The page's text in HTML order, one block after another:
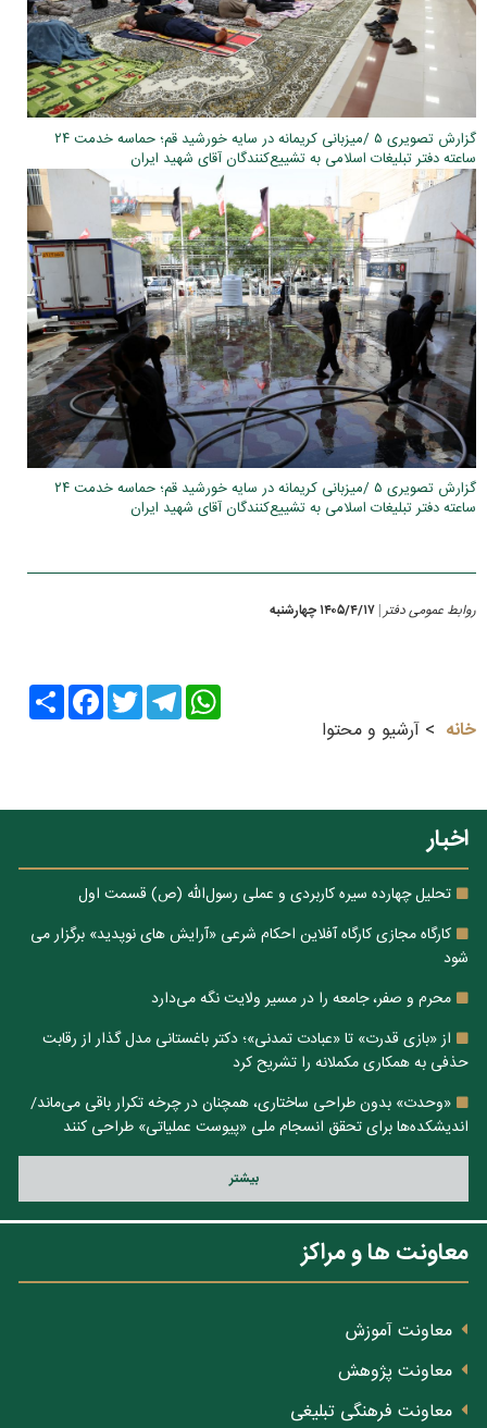
گزارش تصویری ۵ /میزبانی کریمانه در سایه خورشید قم؛ حماسه خدمت ۲۴
ساعته دفتر تبلیغات اسلامی به تشییع‌کنندگان آقای شهید ایران
گزارش تصویری ۵ /میزبانی کریمانه در سایه خورشید قم؛ حماسه خدمت ۲۴
ساعته دفتر تبلیغات اسلامی به تشییع‌کنندگان آقای شهید ایران
روابط عمومی دفتر ۱۴۰۵/۴/۱۷ چهارشنبه
Share
FacebookTwitter
Telegram
WhatsApp
خانه
آرشیو و محتوا
اخبار
تحلیل چهارده سیره کاربردی و عملی رسول‌الله (ص) قسمت اول
کارگاه مجازی کارگاه آفلاین احکام شرعی «آرایش های نوپدید» برگزار می
شود
محرم و صفر، جامعه را در مسیر ولایت نگه می‌دارد
از «بازی قدرت» تا «عبادت تمدنی»؛ دکتر باغستانی مدل گذار از رقابت
حذفی به همکاری مکملانه را تشریح کرد
«وحدت» بدون طراحی ساختاری، همچنان در چرخه تکرار باقی می‌ماند/
اندیشکده‌ها برای تحقق انسجام ملی «پیوست عملیاتی» طراحی کنند
بيشتر
معاونت ها و مراکز
معاونت آموزش
معاونت پژوهش
معاونت فرهنگی تبلیغی